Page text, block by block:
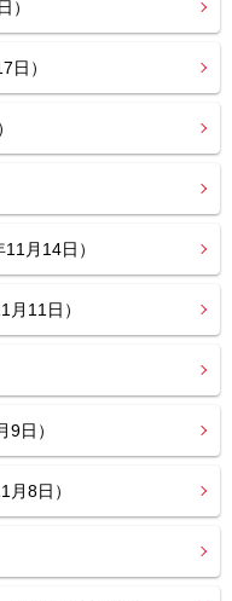
）
日）
月14日）
11日）
日）
8日）